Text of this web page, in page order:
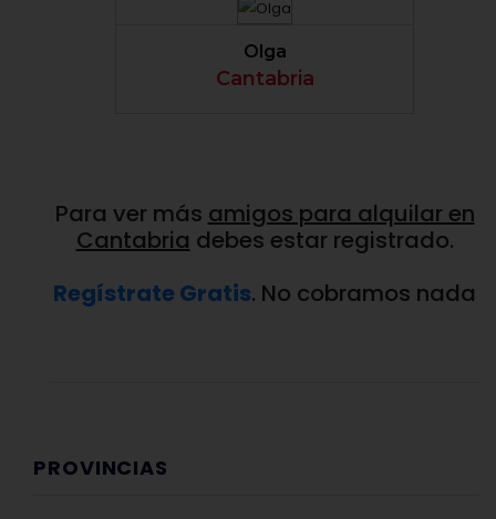
Olga
Cantabria
Para ver más amigos para alquilar en
Cantabria debes estar registrado.
Regístrate Gratis. No cobramos nada
PROVINCIAS